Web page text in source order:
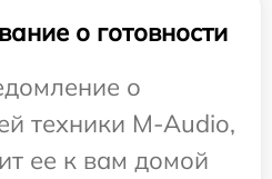
о готовности
о
техники M-Audio,
ее к вам домой